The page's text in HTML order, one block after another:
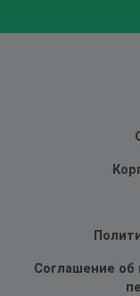
Соглашение об